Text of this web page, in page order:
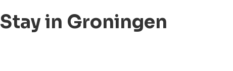
Stay in Groningen